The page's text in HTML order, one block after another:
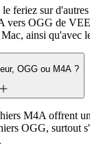
feriez sur
vers OGG de
ainsi qu'avec
OGG ou M4A ?
M4A offrent
OGG, surtout